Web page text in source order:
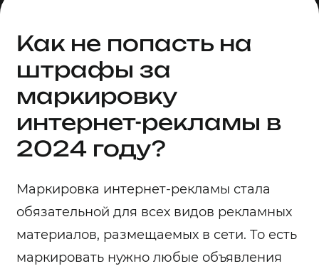
Как не попасть на
штрафы за
маркировку
интернет-рекламы в
2024 году?
Маркировка интернет-рекламы стала
обязательной для всех видов рекламных
материалов, размещаемых в сети. То есть
маркировать нужно любые объявления